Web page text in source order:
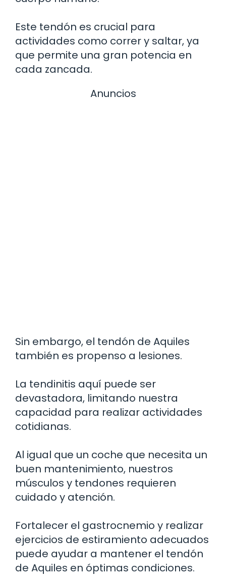
Este tendón es crucial para
actividades como correr y saltar, ya
que permite una gran potencia en
cada zancada.
Anuncios
Sin embargo, el tendón de Aquiles
también es propenso a lesiones.
La tendinitis aquí puede ser
devastadora, limitando nuestra
capacidad para realizar actividades
cotidianas.
Al igual que un coche que necesita un
buen mantenimiento, nuestros
músculos y tendones requieren
cuidado y atención.
Fortalecer el gastrocnemio y realizar
ejercicios de estiramiento adecuados
puede ayudar a mantener el tendón
de Aquiles en óptimas condiciones.